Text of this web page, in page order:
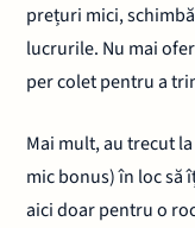
prețuri mici,
lucrurile. Nu mai
per colet pentru a
Mai mult, au trecut
mic bonus) în loc să
aici doar pentru o